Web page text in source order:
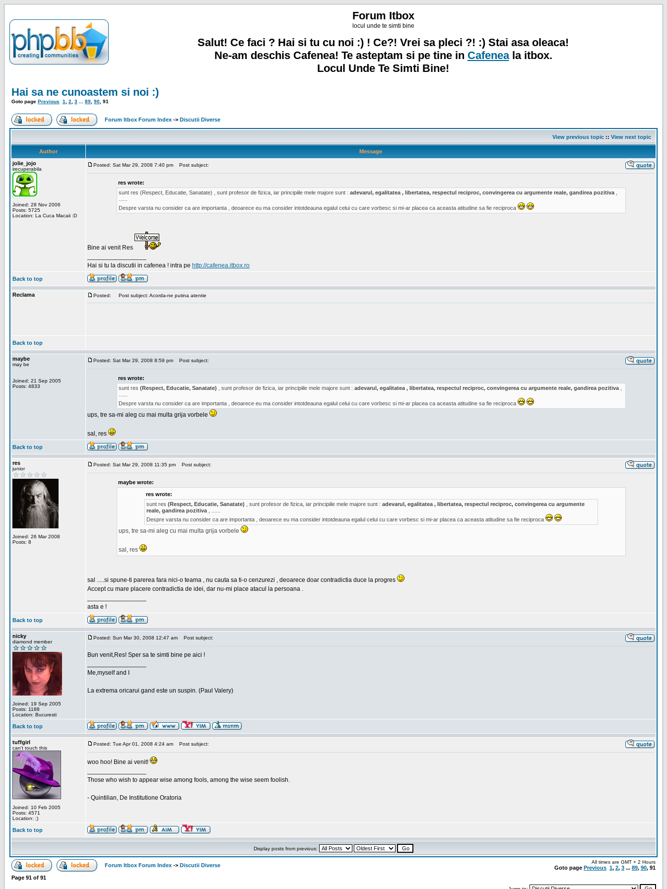
Forum Itbox
locul unde te simti bine
Salut! Ce faci ? Hai si tu cu noi :) ! Ce?! Vrei sa pleci ?! :) Stai asa oleaca!
Ne-am deschis Cafenea! Te asteptam si pe tine in Cafeneala itbox.
Locul Unde Te Simti Bine!
Hai sa ne cunoastem si noi :)
Goto page Previous 1 2 3 89 90 91
Forum Itbox Forum Index -> Discutii Diverse
View previous topic :: View next topic
Author
Message
jolie_jojo
irecuperabila
Joined: 28 Nov 2006
Posts: 5725
Location: La Cuca Macaii :D
Posted: Sat Mar 29, 2008 7:40 pm Post subject:
res wrote:
sunt res (Respect, Educatie, Sanatate) , sunt profesor de fizica, iar principiile mele majore sunt : adevarul, egalitatea , libertatea, respectul reciproc, convingerea cu argumente reale, gandirea pozitiva
Despre varsta nu consider ca are importanta , deoarece eu ma consider intotdeauna egalul celui cu care vorbesc si mi-ar placea ca aceasta atitudine sa fie reciproca
Bine ai venit Res
Hai si tu la discutii in cafenea ! intra pe http://cafenea.itbox.ro
Back to top
Reclama Posted: Post subject: Acorda-ne putina atentie
Back to top
maybe
may be
Joined: 21 Sep 2005
Posts: 4833
Posted: Sat Mar 29, 2008 8:59 pm Post subject:
res wrote:
sunt res (Respect, Educatie, Sanatate) , sunt profesor de fizica, iar principiile mele majore sunt : adevarul, egalitatea , libertatea, respectul reciproc, convingerea cu argumente reale, gandirea pozitiva
Despre varsta nu consider ca are importanta , deoarece eu ma consider intotdeauna egalul celui cu care vorbesc si mi-ar placea ca aceasta atitudine sa fie reciproca
ups, tre sa-mi aleg cu mai multa grija vorbele
sal, res
Back to top
res
junior
Joined: 26 Mar 2008
Posts: 8
Posted: Sat Mar 29, 2008 11:35 pm Post subject:
maybe wrote:
res wrote:
sunt res (Respect, Educatie, Sanatate) , sunt profesor de fizica, iar principiile mele majore sunt : adevarul, egalitatea , libertatea, respectul reciproc, convingerea cu argumente
reale, gandirea pozitiva
Despre varsta nu consider ca are importanta , deoarece eu ma consider intotdeauna egalul celui cu care vorbesc si mi-ar placea ca aceasta atitudine sa fie reciproca
ups, tre sa-mi aleg cu mai multa grija vorbele
sal, res
sal .....si spune-ti parerea fara nici-o teama , nu cauta sa ti-o cenzurezi , deoarece doar contradictia duce la progres
Accept cu mare placere contradictia de idei, dar nu-mi place atacul la persoana .
asta e !
Back to top
nicky
diamond member
Joined: 19 Sep 2005
Posts: 1188
Location: Bucuresti
Posted: Sun Mar 30, 2008 12:47 am Post subject:
Bun venit,Res! Sper sa te simti bine pe aici !
Me,myself and I
La extrema oricarui gand este un suspin. (Paul Valery)
Back to top
tuffgirl
can't touch this
Joined: 10 Feb 2005
Posts: 4571
Location: ;)
Posted: Tue Apr 01, 2008 4:24 am Post subject:
woo hoo! Bine ai venit!
Those who wish to appear wise among fools, among the wise seem foolish.
- Quintilian, De Institutione Oratoria
Back to top
Display posts from previous:
Forum Itbox Forum Index -> Discutii Diverse
All times are GMT + 2 Hours
Goto page Previous 1, 2, 3 ... 89, 90, 91
Page 91 of 91